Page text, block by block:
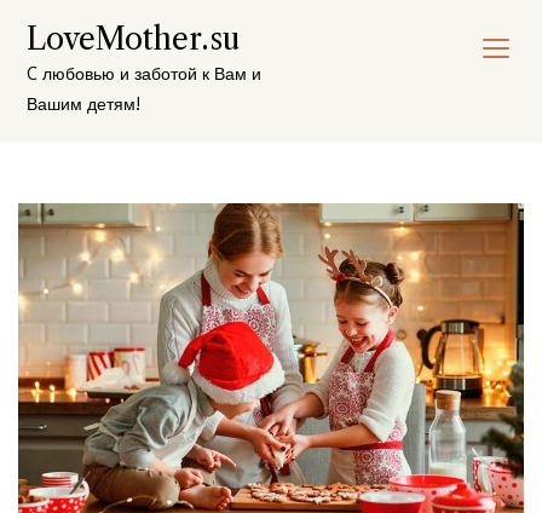
содержимому
LoveMother.su
C любовью и заботой к Вам и
Вашим детям!